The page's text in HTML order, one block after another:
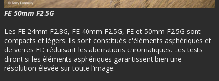
FE 50mm F2.5G
Les FE 24mm F2.8G, FE 40mm F2.5G, FE et 50mm F2.5G sont
compacts et légers. Ils sont constitués d'éléments asphériques et
de verres ED réduisant les aberrations chromatiques. Les tests
diront si les éléments asphériques garantissent bien une
résolution élevée sur toute l’image.